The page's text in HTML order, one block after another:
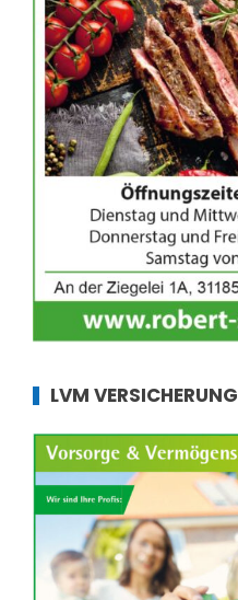
LVM VERSICHERUNG